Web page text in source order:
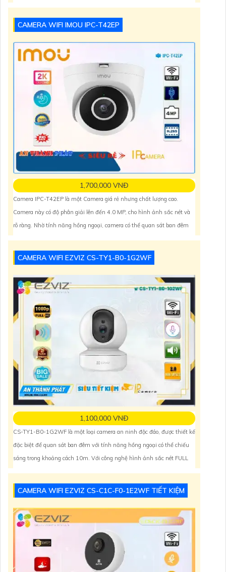
ngoại thông minh, cho phép quan
CAMERA WIFI IMOU IPC-T42EP
1,700,000 VNĐ
Camera IPC-T42EP là một Camera giá rẻ nhưng chất lượng cao.
Camera này có độ phân giải lên đến 4.0 MP, cho hình ảnh sắc nét và
rõ ràng. Nhờ tính năng hồng ngoại, camera có thể quan sát ban đêm
IP Wifi, giúp kết nối không dây dễ
CAMERA WIFI EZVIZ CS-TY1-B0-1G2WF
1,100,000 VNĐ
CS-TY1-B0-1G2WF là một loại camera an ninh độc đáo, được thiết kế
đặc biệt để quan sát ban đêm với tính năng hồng ngoại có thể chiếu
sáng trong khoảng cách 10m. Với công nghệ hình ảnh sắc nét FULL
căn hộ. Ngoài ra, camera cũng có
CAMERA WIFI EZVIZ CS-C1C-F0-1E2WF TIẾT KIỆM